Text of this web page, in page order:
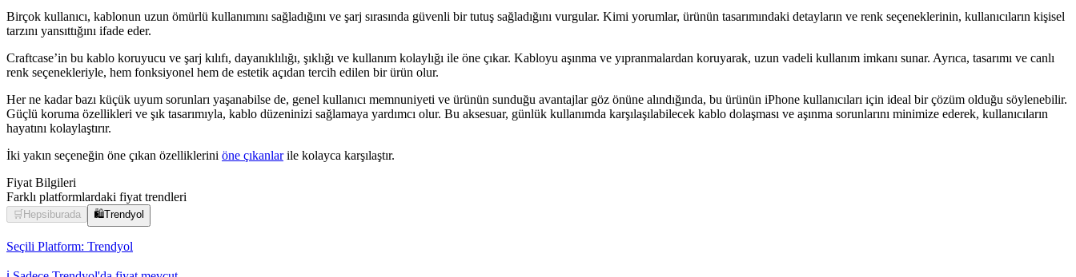
Birçok kullanıcı, kablonun uzun ömürlü kullanımını sağladığını ve şarj sırasında güvenli bir tutuş sağladığını vurgular. Kimi yorumlar, ürünün tasarımındaki detayların ve renk seçeneklerinin, kullanıcıların kişisel
tarzını yansıttığını ifade eder.
Craftcase’in bu kablo koruyucu ve şarj kılıfı, dayanıklılığı, şıklığı ve kullanım kolaylığı ile öne çıkar. Kabloyu aşınma ve yıpranmalardan koruyarak, uzun vadeli kullanım imkanı sunar. Ayrıca, tasarımı ve canlı
renk seçenekleriyle, hem fonksiyonel hem de estetik açıdan tercih edilen bir ürün olur.
Her ne kadar bazı küçük uyum sorunları yaşanabilse de, genel kullanıcı memnuniyeti ve ürünün sunduğu avantajlar göz önüne alındığında, bu ürünün iPhone kullanıcıları için ideal bir çözüm olduğu söylenebilir.
Güçlü koruma özellikleri ve şık tasarımıyla, kablo düzeninizi sağlamaya yardımcı olur. Bu aksesuar, günlük kullanımda karşılaşılabilecek kablo dolaşması ve aşınma sorunlarını minimize ederek, kullanıcıların
hayatını kolaylaştırır.
İki yakın seçeneğin öne çıkan özelliklerini öne çıkanlarile kolayca karşılaştır.
Fiyat Bilgileri
Farklı platformlardaki fiyat trendleri
🛒 Hepsiburada 🛍️Trendyol
Seçili Platform: Trendyol